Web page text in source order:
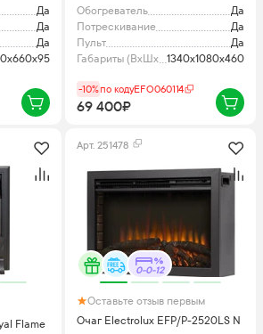
Да
Да
Да
QZ
Обогреватель
Да
Потрескивание
Да
Пульт
Да
Габариты (ВхШхГ), мм1340x1080x460
-10%по кодуEFO060114
69 400₽
Flame
Арт. 251478
0-0-12
Оставьте отзыв первым
Очаг Electrolux EFP/P-2520LS N